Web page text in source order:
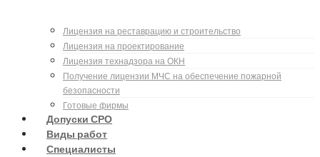
Лицензия на реставрацию и строительство
Лицензия на проектирование
Лицензия технадзора на ОКН
Получение лицензии МЧС на обеспечение пожарной
безопасности
Готовые фирмы
Допуски СРО
Виды работ
Специалисты